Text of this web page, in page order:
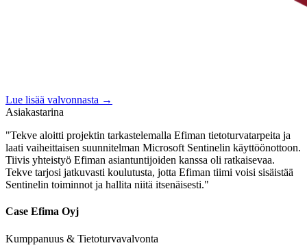
Lue lisää valvonnasta →
Asiakastarina
"Tekve aloitti projektin tarkastelemalla Efiman tietoturvatarpeita ja
laati vaiheittaisen suunnitelman Microsoft Sentinelin käyttöönottoon.
Tiivis yhteistyö Efiman asiantuntijoiden kanssa oli ratkaisevaa.
Tekve tarjosi jatkuvasti koulutusta, jotta Efiman tiimi voisi sisäistää
Sentinelin toiminnot ja hallita niitä itsenäisesti."
Case Efima Oyj
Kumppanuus & Tietoturvavalvonta